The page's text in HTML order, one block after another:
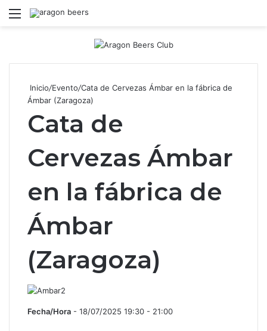
Menú
Inicio/Evento/Cata de Cervezas Ámbar en la fábrica de
Ámbar (Zaragoza)
Cata de
Cervezas Ámbar
en la fábrica de
Ámbar
(Zaragoza)
Fecha/Hora - 18/07/2025 19:30 - 21:00